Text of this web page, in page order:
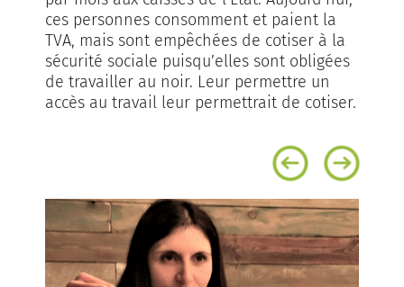
ces personnes consomment et paient la
TVA, mais sont empêchées de cotiser à la
sécurité sociale puisqu’elles sont obligées
de travailler au noir. Leur permettre un
accès au travail leur permettrait de cotiser.